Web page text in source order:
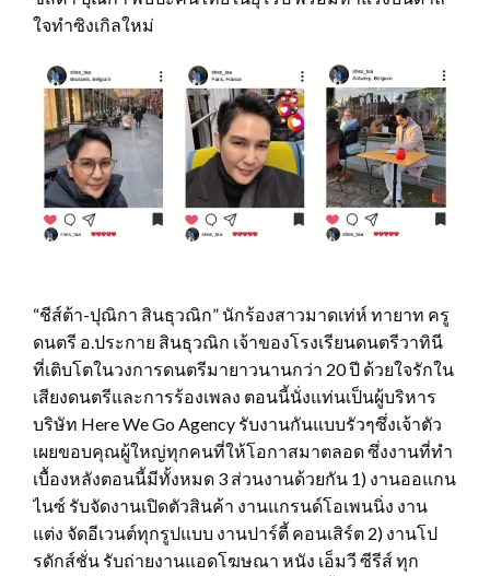
ใจทำซิงเกิลใหม่
“ชีส์ต้า-ปุณิกา สินธุวณิก” นักร้องสาวมาดเท่ห์ ทายาท ครู
ดนตรี อ.ประกาย สินธุวณิก เจ้าของโรงเรียนดนตรีวาทินี
ที่เติบโตในวงการดนตรีมายาวนานกว่า 20 ปี ด้วยใจรักใน
เสียงดนตรีและการร้องเพลง ตอนนี้นั่งแท่นเป็นผู้บริหาร
บริษัท Here We Go Agency รับงานกันแบบรัวๆซึ่งเจ้าตัว
เผยขอบคุณผู้ใหญ่ทุกคนที่ให้โอกาสมาตลอด ซึ่งงานที่ทำ
เบื้องหลังตอนนี้มีทั้งหมด 3 ส่วนงานด้วยกัน 1) งานออแกน
ไนซ์ รับจัดงานเปิดตัวสินค้า งานแกรนด์โอเพนนิ่ง งาน
แต่ง จัดอีเวนต์ทุกรูปแบบ งานปาร์ตี้ คอนเสิร์ต 2) งานโป
รดักส์ชั่น รับถ่ายงานแอดโฆษณา หนัง เอ็มวี ซีรีส์ ทุก